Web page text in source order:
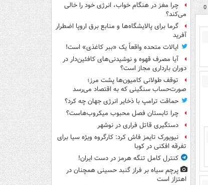
چرا مغز در هنگام خواب، انرژی خود را خالی
می‌کند؟
گرما برای پالایشگاه‌ها و منابع برق اروپا اضطرار
آفرید
ایالات متحده واقعاً یک «ببر کاغذی» است!
آیا مصرف قهوه و نوشیدنی‌های کافئین‌دار در
دوران بارداری مجاز است؟
توقف طولانی کامیون‌ها پشت مرز؛
صورت‌حساب سنگینی که به اقتصاد می‌رسد
حماقت ترامپ با ذخایر انرژی جهان چه کرد؟
چرا تابستان فصل محبوب میکروب‌هاست؟
دستگیری قاتل فراری در نوشهر
نیویورک تایمز فاش کرد: کارگروه ویژه سیا برای
تفرقه افکنی در کوبا
کنترل کامل تنگه هرمز در دست ایران!
پرچم سیاه بر فراز گنبد حسینی همچنان در
اهتزاز است